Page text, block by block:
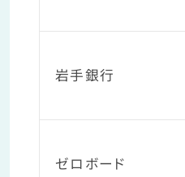
岩手銀行
ゼロボード